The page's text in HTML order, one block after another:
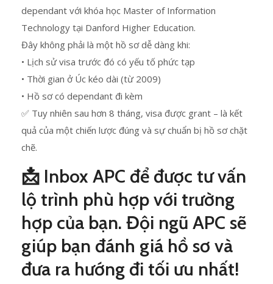
dependant với khóa học Master of Information
Technology tại Danford Higher Education.
Đây không phải là một hồ sơ dễ dàng khi:
• Lịch sử visa trước đó có yếu tố phức tạp
• Thời gian ở Úc kéo dài (từ 2009)
• Hồ sơ có dependant đi kèm
✅ Tuy nhiên sau hơn 8 tháng, visa được grant – là kết
quả của một chiến lược đúng và sự chuẩn bị hồ sơ chặt
chẽ.
📩 Inbox APC để được tư vấn
lộ trình phù hợp với trường
hợp của bạn. Đội ngũ APC sẽ
giúp bạn đánh giá hồ sơ và
đưa ra hướng đi tối ưu nhất!